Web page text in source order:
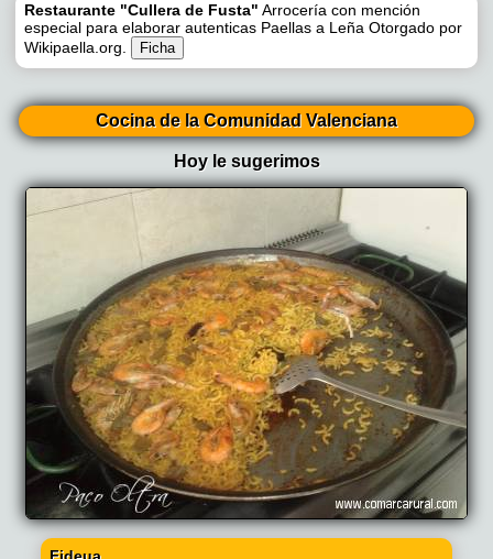
Restaurante "Cullera de Fusta" Arrocería con mención
especial para elaborar autenticas Paellas a Leña Otorgado por
Wikipaella.org.
Ficha
Cocina de la Comunidad Valenciana
Hoy le sugerimos